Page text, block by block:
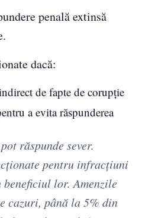
penală extinsă
dacă:
de fapte de corupție
a evita răspunderea
răspunde sever.
pentru infracțiuni
lor. Amenzile
cazuri, până la 5% din